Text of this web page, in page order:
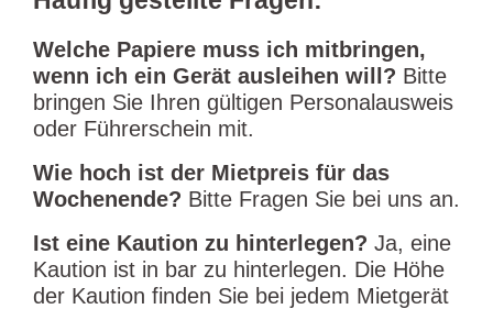
Welche Papiere muss ich mitbringen,
wenn ich ein Gerät ausleihen will? Bitte
bringen Sie Ihren gültigen Personalausweis
oder Führerschein mit.
Wie hoch ist der Mietpreis für das
Wochenende? Bitte Fragen Sie bei uns an.
Ist eine Kaution zu hinterlegen? Ja, eine
Kaution ist in bar zu hinterlegen. Die Höhe
der Kaution finden Sie bei jedem Mietgerät